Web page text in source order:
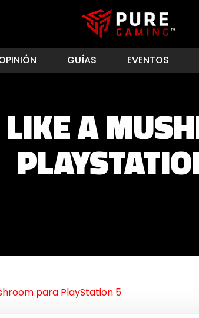
GUÍAS EVENTOS
A
para PlayStation 5